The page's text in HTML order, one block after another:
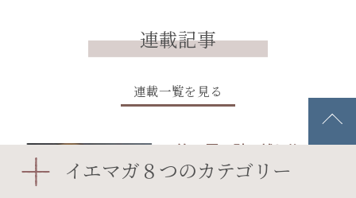
連載記事
連載一覧を見る
第42回 引っ越し後にか
かる費用【夢のマイ…
イエマガ８つのカテゴリー